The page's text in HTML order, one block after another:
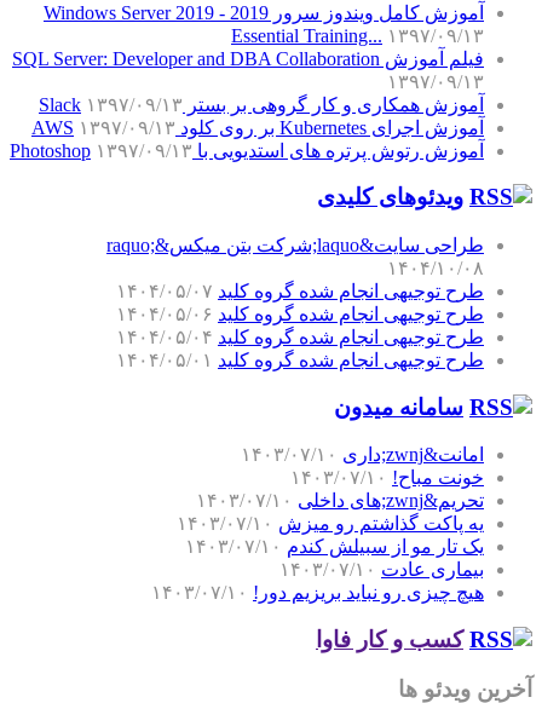
آموزش کامل ویندوز سرور 2019 - Windows Server 2019
Essential Training... ۱۳۹۷/۰۹/۱۳
فیلم آموزش SQL Server: Developer and DBA Collaboration
۱۳۹۷/۰۹/۱۳
آموزش همکاری و کار گروهی بر بستر Slack ۱۳۹۷/۰۹/۱۳
آموزش اجرای Kubernetes بر روی کلود AWS
۱۳۹۷/۰۹/۱۳
آموزش رتوش پرتره های استدیویی با Photoshop ۱۳۹۷/۰۹/۱۳
ویدئوهای کلیدی
طراحی سایت&laquo;شرکت بتن میکس&raquo;
۱۴۰۴/۱۰/۰۸
طرح توجیهی انجام شده گروه کلید ۱۴۰۴/۰۵/۰۷
طرح توجیهی انجام شده گروه کلید ۱۴۰۴/۰۵/۰۶
طرح توجیهی انجام شده گروه کلید ۱۴۰۴/۰۵/۰۴
طرح توجیهی انجام شده گروه کلید ۱۴۰۴/۰۵/۰۱
سامانه میدون
امانت&zwnj;داری
۱۴۰۳/۰۷/۱۰
خونت مباح! ۱۴۰۳/۰۷/۱۰
تحریم&zwnj;های داخلی
۱۴۰۳/۰۷/۱۰
یه پاکت گذاشتم رو میزش ۱۴۰۳/۰۷/۱۰
یک تار مو از سبیلش کندم ۱۴۰۳/۰۷/۱۰
بیماری عادت ۱۴۰۳/۰۷/۱۰
هیچ چیزی رو نباید بریزیم دور! ۱۴۰۳/۰۷/۱۰
کسب و کار فاوا
آخرین ویدئو ها